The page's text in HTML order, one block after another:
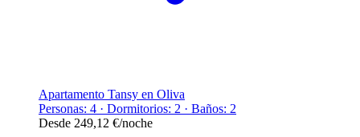
Apartamento Tansy en Oliva
Personas: 4 · Dormitorios: 2 · Baños: 2
Desde 249,12 €/noche